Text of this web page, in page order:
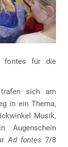
fontes für die
trafen sich am
in ein Thema,
Musik,
Augenschein
Ad fontes 7/8